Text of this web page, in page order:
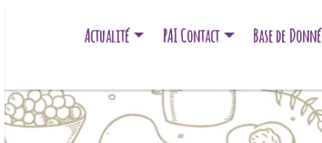
Actualité PAI Contact Base de